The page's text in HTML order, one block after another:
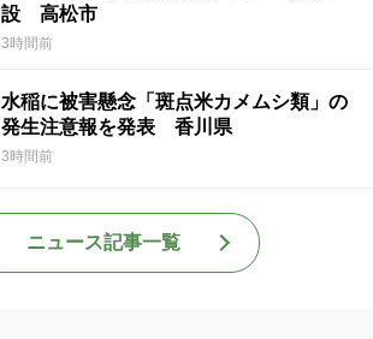
設 高松市
3時間前
水稲に被害懸念「斑点米カメムシ類」の
発生注意報を発表 香川県
3時間前
ニュース記事一覧